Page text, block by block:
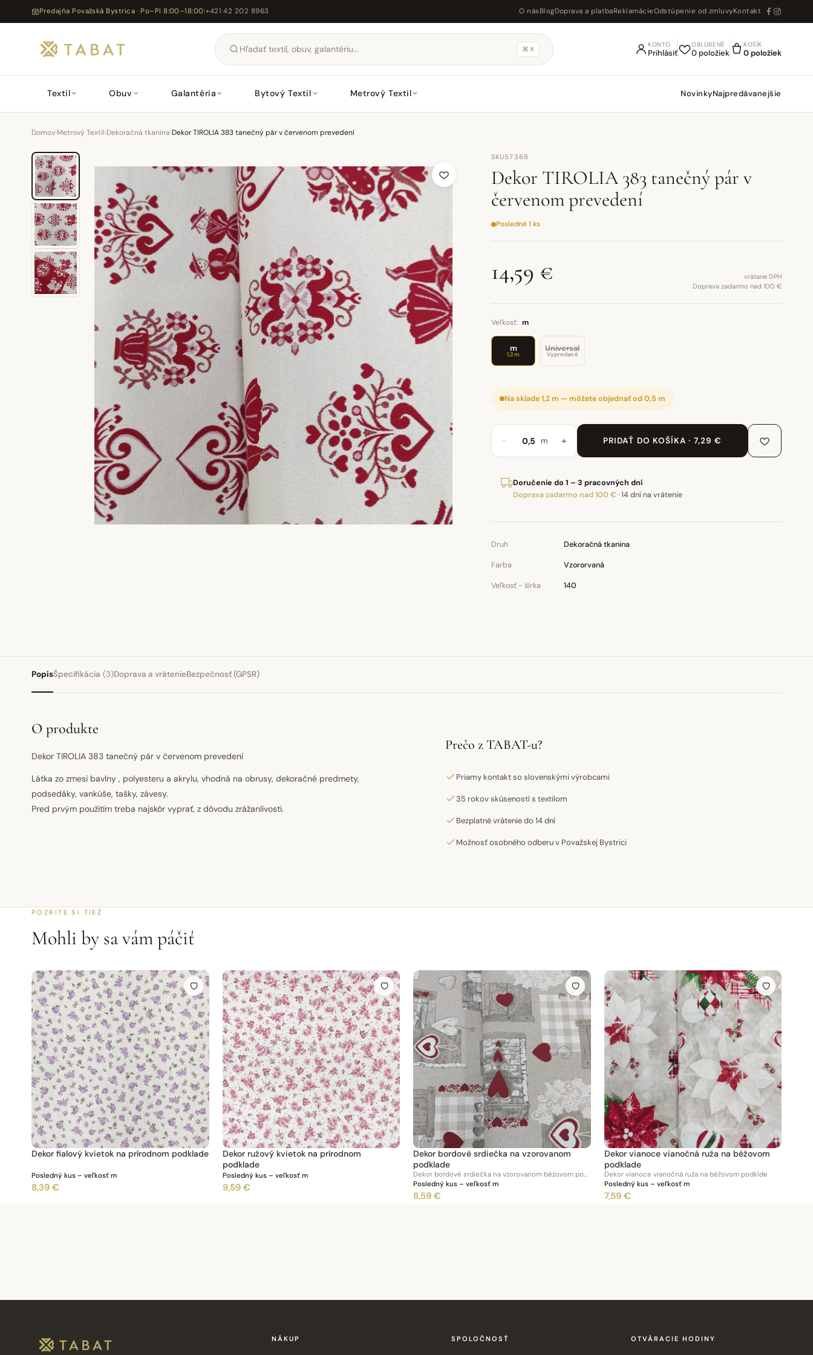
Predajňa Považská Bystrica · Po–Pi 8:00–18:00|+421 42 202 8963 O nás BlogDoprava a platbaReklamácieOdstúpenie od zmluvyKontakt
⌘ K
KONTO
Prihlásiť
OBĽÚBENÉ
0 položiek
KOŠÍK
0 položiek
Textil Obuv Galantéria Bytový Textil Metrový Textil NovinkyNajpredávanejšie
Domov›Metrový Textil›Dekoračná tkanina›Dekor TIROLIA 383 tanečný pár v červenom prevedení
SKU57368
Dekor TIROLIA 383 tanečný pár v
červenom prevedení
Posledné 1 ks
14,59 €
vrátane DPH
Doprava zadarmo nad 100 €
Veľkosť: m
m
1,2 m
Universal
Vypredané
Na sklade 1,2 m — môžete objednať od 0,5 m
− m + PRIDAŤ DO KOŠÍKA · 7,29 €
Doručenie do 1 – 3 pracovných dní
Doprava zadarmo nad 100 € ·14 dní na vrátenie
Druh Dekoračná tkanina
Farba Vzororvaná
Veľkosť - šírka 140
PopisŠpecifikácia (3)Doprava a vrátenieBezpečnosť (GPSR)
O produkte
Dekor TIROLIA 383 tanečný pár v červenom prevedení
Látka zo zmesi bavlny , polyesteru a akrylu, vhodná na obrusy, dekoračné predmety,
podsedáky, vankúše, tašky, závesy.
Pred prvým použitím treba najskôr vyprať, z dôvodu zrážanlivosti.
Prečo z TABAT-u?
Priamy kontakt so slovenskými výrobcami
35 rokov skúseností s textilom
Bezplatné vrátenie do 14 dní
Možnosť osobného odberu v Považskej Bystrici
POZRITE SI TIEŽ
Mohli by sa vám páčiť
Dekor fialový kvietok na prírodnom podklade
Posledný kus – veľkosť m
8,39 €
Dekor ružový kvietok na prírodnom
podklade
Posledný kus – veľkosť m
9,59 €
Dekor bordové srdiečka na vzorovanom
podklade
Dekor bordové srdiečka na vzorovanom béžovom podklade
Posledný kus – veľkosť m
8,59 €
Dekor vianoce vianočná ruža na béžovom
podklade
Dekor vianoce vianočná ruža na béžovom podklde
Posledný kus – veľkosť m
7,59 €
NÁKUP SPOLOČNOSŤ OTVÁRACIE HODINY